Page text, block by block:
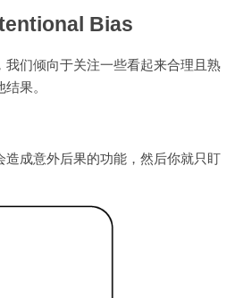
Bias
我们倾向于关注一些看起来合理且熟
果。
造成意外后果的功能，然后你就只盯